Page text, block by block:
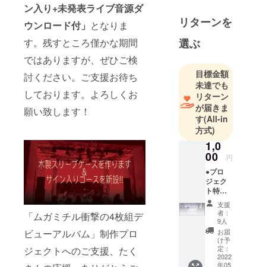
ン入り+未発表ライブ音源ダ
ウンロード付」 となりま
す。残すところ僅かな期間
ではありますが、ぜひご検
討ください。ご支援お待ち
しております。よろしくお
願い致します！
「ムガミチル衝撃の4枚組デ
ビューアルバム」制作プロ
ジェクトへのご支援、たく
アを担う新
機軸ダーク
ロックユ
ニット。
2016年結
成。
ナスノミツ
ル（el-
b,electric
devices）
中村弘二
（g,samples
中村達也
リターンを
選ぶ
目標金額
未達でも
リターン
が届きま
す(All-in
方式)
1,0
00 円
●プロ
ジェク
ト特製
クリア
ファイ
ル サン
プル写
真のデ
ザイン
は昨年
支援
者：
9人
お届
け予
定：
2022
年05